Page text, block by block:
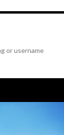
or username